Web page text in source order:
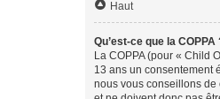
Haut
Qu’est-ce que la COPPA
La COPPA (pour « Child
13 ans un consentement
nous vous conseillons de